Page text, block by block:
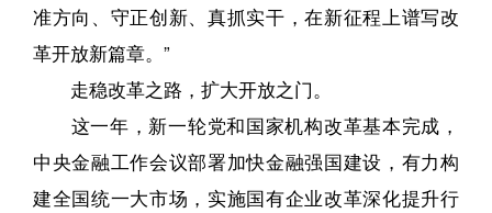
准方向、守正创新、真抓实干，在新征程上谱写改
革开放新篇章。”
走稳改革之路，扩大开放之门。
这一年，新一轮党和国家机构改革基本完成，
中央金融工作会议部署加快金融强国建设，有力构
建全国统一大市场，实施国有企业改革深化提升行